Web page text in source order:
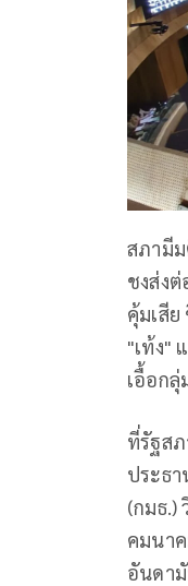
สภามี
ชงส่ง
คุ้มเสี
"เท้ง"
เอื้อก
ที่รัฐส
ประธ
(กมธ.)
คมนา
อันดา